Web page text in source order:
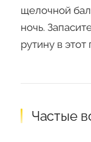
щелочной
ночь.
рутину в этот
Частые